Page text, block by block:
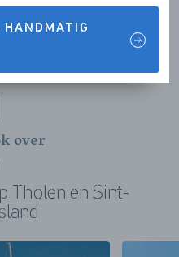
de haven. Kijk voor
in onze
over
Tholen en Sint-